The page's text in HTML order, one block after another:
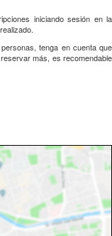
iniciando sesión en la
tenga en cuenta que
más, es recomendable